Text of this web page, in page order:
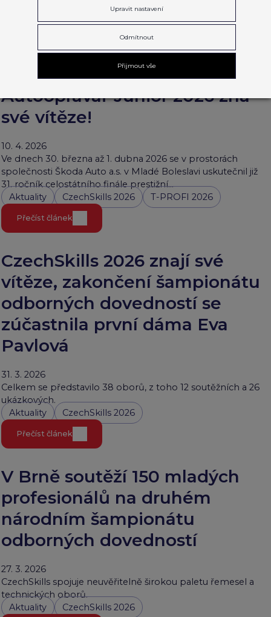
2026, patří mezi studenty, kteří ukazují, že učňovské obory
mohou být moderní, perspektivní a plné příležitostí.
Přečíst článek
Autoopravář Junior 2026 zná
své vítěze!
10. 4. 2026
Ve dnech 30. března až 1. dubna 2026 se v prostorách
společnosti Škoda Auto a.s. v Mladé Boleslavi uskutečnil již
31. ročník celostátního finále prestižní…
Aktuality
CzechSkills 2026 T-PROFI 2026
Přečíst článek
CzechSkills 2026 znají své
vítěze, zakončení šampionátu
odborných dovedností se
zúčastnila první dáma Eva
Pavlová
31. 3. 2026
Celkem se představilo 38 oborů, z toho 12 soutěžních a 26
ukázkových.
Aktuality
CzechSkills 2026
Přečíst článek
V Brně soutěží 150 mladých
profesionálů na druhém
národním šampionátu
odborných dovedností
27. 3. 2026
CzechSkills spojuje neuvěřitelně širokou paletu řemesel a
technických oborů.
Aktuality
CzechSkills 2026
Upravit nastavení
Odmítnout
Přijmout vše